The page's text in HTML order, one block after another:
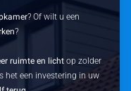
? Of wilt u een
?
ruimte en licht op zolder
het een investering in uw